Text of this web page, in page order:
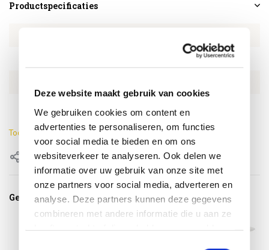
Deze website maakt gebruik van cookies
We gebruiken cookies om content en
advertenties te personaliseren, om functies
voor social media te bieden en om ons
websiteverkeer te analyseren. Ook delen we
informatie over uw gebruik van onze site met
onze partners voor social media, adverteren en
analyse. Deze partners kunnen deze gegevens
combineren met andere informatie die u aan ze
Productspecificaties
Toon meer
Delen
Gerelateerde producten